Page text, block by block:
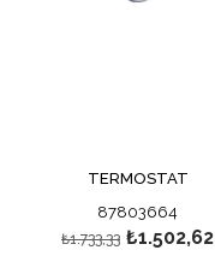
TERMOSTAT
87803664
₺1.502,62
₺1.733,33